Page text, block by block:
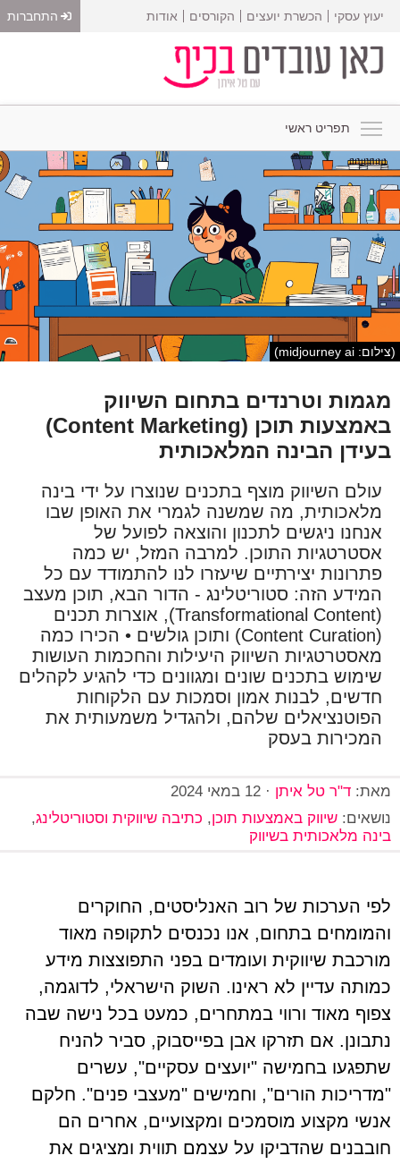
יעוץ עסקי הכשרת יועצים הקורסים אודות התחברות
תפריט ראשי
(צילום: midjourney ai)
מגמות וטרנדים בתחום השיווק
באמצעות תוכן (Content Marketing)
בעידן הבינה המלאכותית
עולם השיווק מוצף בתכנים שנוצרו על ידי בינה
מלאכותית, מה שמשנה לגמרי את האופן שבו
אנחנו ניגשים לתכנון והוצאה לפועל של
אסטרטגיות התוכן. למרבה המזל, יש כמה
פתרונות יצירתיים שיעזרו לנו להתמודד עם כל
המידע הזה: סטוריטלינג - הדור הבא, תוכן מעצב
(Transformational Content), אוצרות תכנים
(Content Curation) ותוכן גולשים • הכירו כמה
מאסטרטגיות השיווק היעילות והחכמות העושות
שימוש בתכנים שונים ומגוונים כדי להגיע לקהלים
חדשים, לבנות אמון וסמכות עם הלקוחות
הפוטנציאלים שלהם, ולהגדיל משמעותית את
המכירות בעסק
מאת: ד"ר טל איתן· 12 במאי 2024
נושאים: שיווק באמצעות תוכן, כתיבה שיווקית וסטוריטלינג,
בינה מלאכותית בשיווק
לפי הערכות של רוב האנליסטים, החוקרים
והמומחים בתחום, אנו נכנסים לתקופה מאוד
מורכבת שיווקית ועומדים בפני התפוצצות מידע
כמותה עדיין לא ראינו. השוק הישראלי, לדוגמה,
צפוף מאוד ורווי במתחרים, כמעט בכל נישה שבה
נתבונן. אם תזרקו אבן בפייסבוק, סביר להניח
שתפגעו בחמישה "יועצים עסקיים", עשרים
"מדריכות הורים", וחמישים "מעצבי פנים". חלקם
אנשי מקצוע מוסמכים ומקצועיים, אחרים הם
חובבנים שהדביקו על עצמם תווית ומציגים את